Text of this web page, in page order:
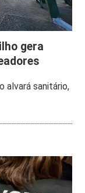
gera
alvará sanitário,